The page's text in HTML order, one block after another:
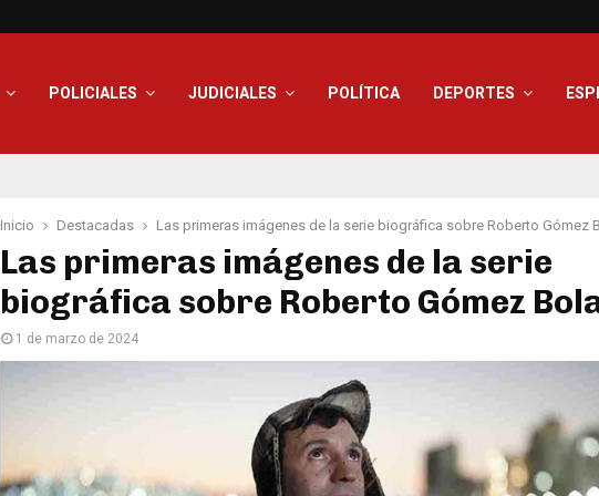
POLICIALES JUDICIALES POLÍTICA DEPORTES
Inicio Destacadas Las primeras imágenes de la serie biográfica sobre Roberto Gómez
Las primeras imágenes de la serie
biográfica sobre Roberto Gómez
1 de marzo de 2024